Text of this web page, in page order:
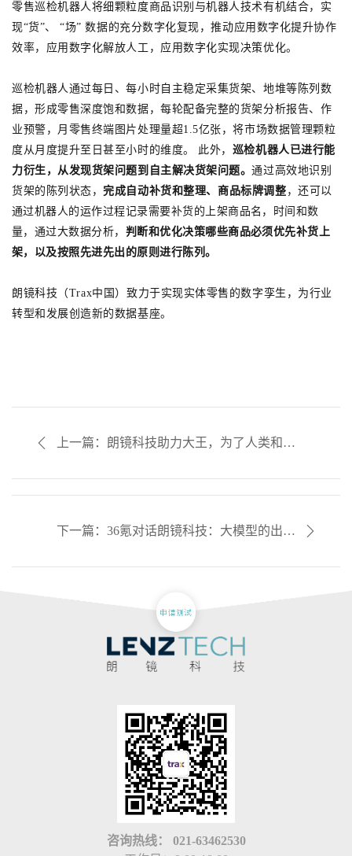
零售巡检机器人将细颗粒度商品识别与机器人技术有机结合，实
现“货”、 “场” 数据的充分数字化复现，推动应用数字化提升协作
效率，应用数字化解放人工，应用数字化实现决策优化。
巡检机器人通过每日、每小时自主稳定采集货架、地堆等陈列数
据，形成零售深度饱和数据，每轮配备完整的货架分析报告、作
业预警，月零售终端图片处理量超1.5亿张，将市场数据管理颗粒
度从月度提升至日甚至小时的维度。 此外， 巡检机器人已进行能
力衍生，从发现货架问题到自主解决货架问题。通过高效地识别
货架的陈列状态，完成 自动补货和整理、商品标牌调整 ，还可以
通过机器人的运作过程记录需要补货的上架商品名，时间和数
量，通过大数据分析， 判断和优化决策哪些商品必须优先补货上
架，以及按照先进先出的原则进行陈列。
朗镜科技（Trax中国）致力于实现实体零售的数字孪生，为行业
转型和发展创造新的数据基座。
上一篇：朗镜科技助力大王，为了人类和纸
下一篇：36氪对话朗镜科技：大模型的出现
咨询热线： 021-63462530